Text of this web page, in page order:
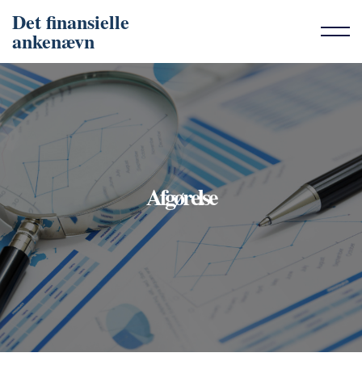
Det finansielle
ankenævn
Afgørelse